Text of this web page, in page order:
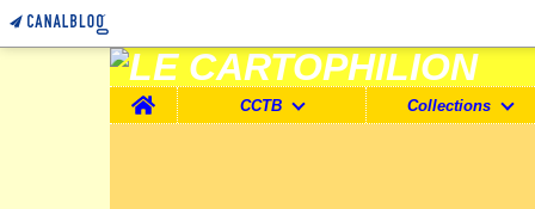
Home
CCTB Collections